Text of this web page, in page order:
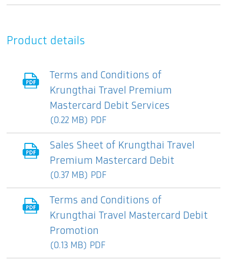
Product details
Terms and Conditions of
Krungthai Travel Premium
Mastercard Debit Services
(0.22 MB) PDF
Sales Sheet of Krungthai Travel
Premium Mastercard Debit
(0.37 MB) PDF
Terms and Conditions of
Krungthai Travel Mastercard Debit
Promotion
(0.13 MB) PDF